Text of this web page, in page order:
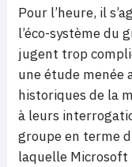
Pour l’heure, il
l’éco-système du
jugent trop
une étude menée
historiques de la
à leurs
groupe en terme
laquelle